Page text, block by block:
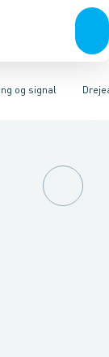
og signal
softstartere